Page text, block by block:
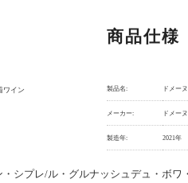
ワイン
商品仕様
製品名: ドメー
メーカー: ドメー
製造年: 2021年
・シプレ/ル・グルナッシュデュ・ボワ